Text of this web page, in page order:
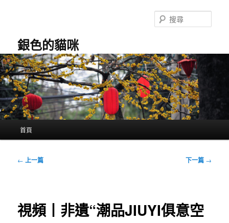
容
銀色的貓咪
尋
首頁
文
← 上一篇 下一篇 →
視頻丨非遺“潮品JIUYI俱意空